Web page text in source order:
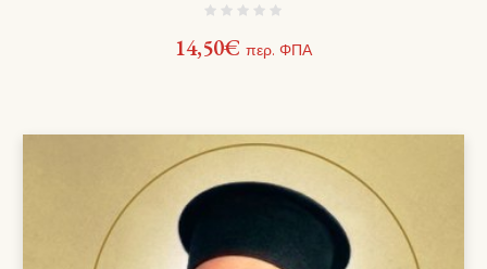
14,50€ περ. ΦΠΑ